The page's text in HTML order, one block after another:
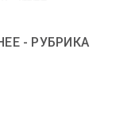
- РУБРИКА